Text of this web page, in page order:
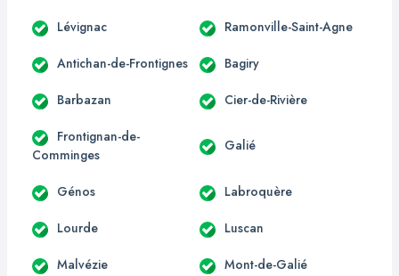
Lévignac Ramonville-Saint-Agne
Antichan-de-Frontignes Bagiry
Barbazan Cier-de-Rivière
Frontignan-de-
Comminges
Galié
Génos Labroquère
Lourde Luscan
Malvézie Mont-de-Galié